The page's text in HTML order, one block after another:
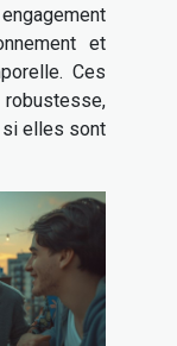
et
Ces
elles sont